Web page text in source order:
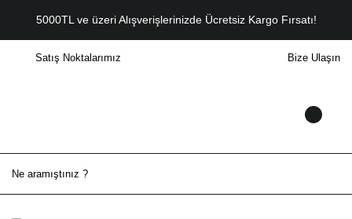
5000TL ve üzeri Alışverişlerinizde Ücretsiz Kargo Fırsatı!
Satış Noktalarımız Bize Ulaşın